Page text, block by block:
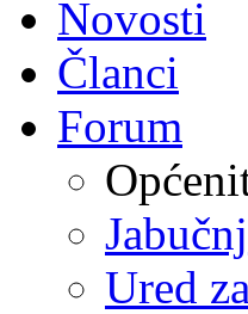
Novosti
Članci
Forum
Ured